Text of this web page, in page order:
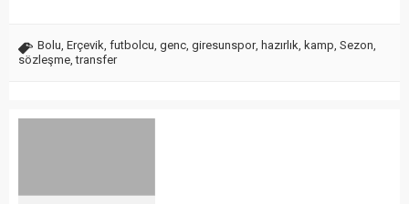
Bolu, Erçevik, futbolcu, genc, giresunspor, hazırlık, kamp, Sezon,
sözleşme,transfer